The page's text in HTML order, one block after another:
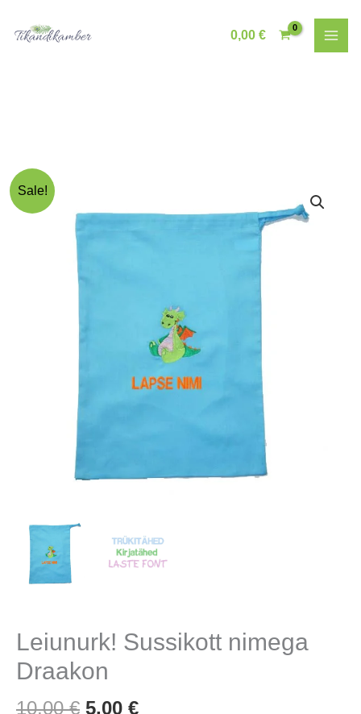
0,00€
Sale!
Leiunurk! Sussikott nimega
Draakon
10,00€ Algne
5,00 €Praegune